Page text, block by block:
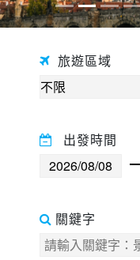
超夯日本
世界臻旅
歐洲之旅
旅遊區域
出發時間
關鍵字